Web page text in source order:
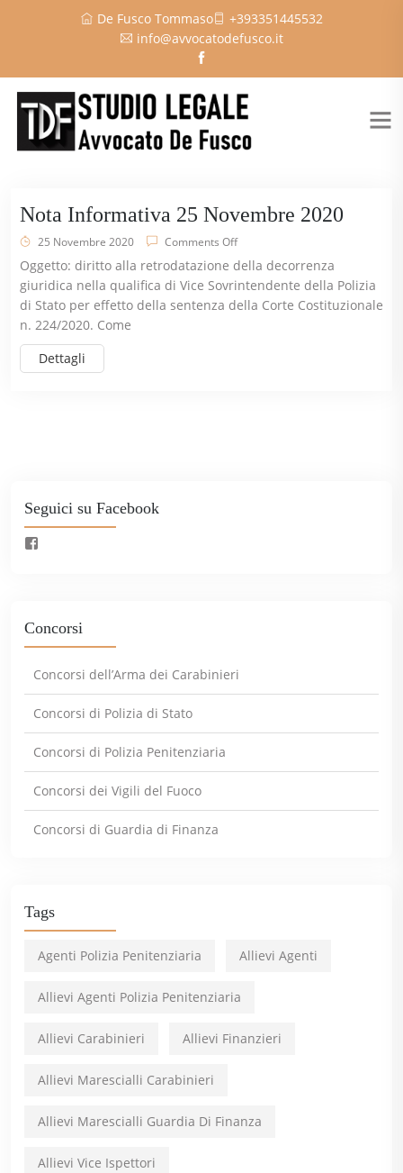
De Fusco Tommaso
+393351445532
info@avvocatodefusco.it
Nota Informativa 25 Novembre 2020
25 Novembre 2020 Comments Off
Oggetto: diritto alla retrodatazione della decorrenza
giuridica nella qualifica di Vice Sovrintendente della Polizia
di Stato per effetto della sentenza della Corte Costituzionale
n. 224/2020. Come
Dettagli
Seguici su Facebook
Concorsi
Concorsi dell’Arma dei Carabinieri
Concorsi di Polizia di Stato
Concorsi di Polizia Penitenziaria
Concorsi dei Vigili del Fuoco
Concorsi di Guardia di Finanza
Tags
Agenti Polizia Penitenziaria Allievi Agenti
Allievi Agenti Polizia Penitenziaria
Allievi Carabinieri Allievi Finanzieri
Allievi Marescialli Carabinieri
Allievi Marescialli Guardia Di Finanza
Allievi Vice Ispettori